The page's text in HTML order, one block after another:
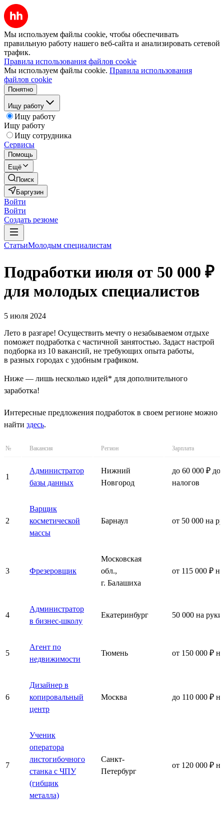
Мы используем файлы cookie, чтобы обеспечивать
правильную работу нашего веб-сайта и анализировать сетевой
трафик.
Правила использования файлов cookie
Мы используем файлы cookie. Правила использования
файлов cookie
Понятно
Ищу работу
Ищу работу
Ищу работу
Ищу сотрудника
Сервисы
Помощь
Ещё
Поиск
Баргузин
Войти
Войти
Создать резюме
СтатьиМолодым специалистам
Подработки июля от 50 000 ₽
для молодых специалистов
5 июля 2024
Лето в разгаре! Осуществить мечту о незабываемом отдыхе
поможет подработка с частичной занятостью. Задаст настрой
подборка из 10 вакансий, не требующих опыта работы,
в разных городах с удобным графиком.
Ниже — лишь несколько идей* для дополнительного
заработка!
Интересные предложения подработок в своем регионе можно
найти здесь.
№ Вакансия Регион Зарплата
1
Администратор
базы данных
Нижний
Новгород
до 60 000 ₽ до
налогов
2
Варщик
косметической
массы
Барнаул от 50 000 на
3 Фрезеровщик
Московская
обл.,
г. Балашиха
от 115 000 ₽
4
Администратор
в бизнес-школу
Екатеринбург 50 000 на руки
5
Агент по
недвижимости
Тюмень от 150 000 ₽
6
Дизайнер в
копировальный
центр
Москва до 110 000 ₽
7
Ученик
оператора
листогибочного
станка с ЧПУ
(гибщик
металла)
Санкт-
Петербург
от 120 000 ₽